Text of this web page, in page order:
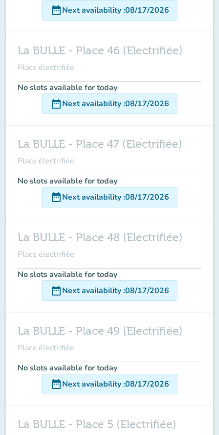
date_rangeNext availability:08/17/2026
La BULLE - Place 46 (Electrifiée)
Place électrifiée
No slots available for today
date_rangeNext availability:08/17/2026
La BULLE - Place 47 (Electrifiée)
Place électrifiée
No slots available for today
date_rangeNext availability:08/17/2026
La BULLE - Place 48 (Electrifiée)
Place électrifiée
No slots available for today
date_rangeNext availability:08/17/2026
La BULLE - Place 49 (Electrifiée)
Place électrifiée
No slots available for today
date_rangeNext availability:08/17/2026
La BULLE - Place 5 (Electrifiée)